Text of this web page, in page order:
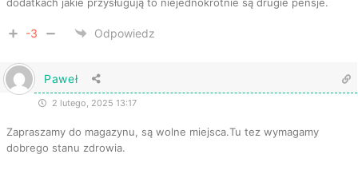
-3 Odpowiedz
Paweł
2 lutego, 2025 13:17
Zapraszamy do magazynu, są wolne miejsca.Tu tez wymagamy
dobrego stanu zdrowia.